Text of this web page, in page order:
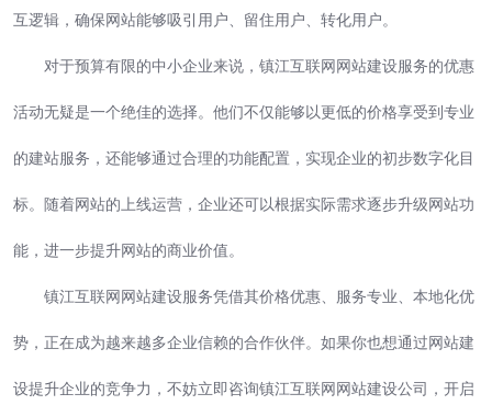
互逻辑，确保网站能够吸引用户、留住用户、转化用户。
对于预算有限的中小企业来说，镇江互联网网站建设服务的优惠
活动无疑是一个绝佳的选择。他们不仅能够以更低的价格享受到专业
的建站服务，还能够通过合理的功能配置，实现企业的初步数字化目
标。随着网站的上线运营，企业还可以根据实际需求逐步升级网站功
能，进一步提升网站的商业价值。
镇江互联网网站建设服务凭借其价格优惠、服务专业、本地化优
势，正在成为越来越多企业信赖的合作伙伴。如果你也想通过网站建
设提升企业的竞争力，不妨立即咨询镇江互联网网站建设公司，开启